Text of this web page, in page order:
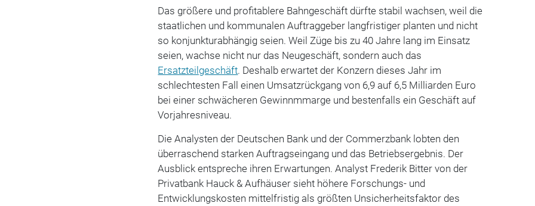
Das größere und profitablere Bahngeschäft dürfte stabil wachsen, weil die
staatlichen und kommunalen Auftraggeber langfristiger planten und nicht
so konjunkturabhängig seien. Weil Züge bis zu 40 Jahre lang im Einsatz
seien, wachse nicht nur das Neugeschäft, sondern auch das
Ersatzteilgeschäft. Deshalb erwartet der Konzern dieses Jahr im
schlechtesten Fall einen Umsatzrückgang von 6,9 auf 6,5 Milliarden Euro
bei einer schwächeren Gewinnmmarge und bestenfalls ein Geschäft auf
Vorjahresniveau.
Die Analysten der Deutschen Bank und der Commerzbank lobten den
überraschend starken Auftragseingang und das Betriebsergebnis. Der
Ausblick entspreche ihren Erwartungen. Analyst Frederik Bitter von der
Privatbank Hauck & Aufhäuser sieht höhere Forschungs- und
Entwicklungskosten mittelfristig als größten Unsicherheitsfaktor des